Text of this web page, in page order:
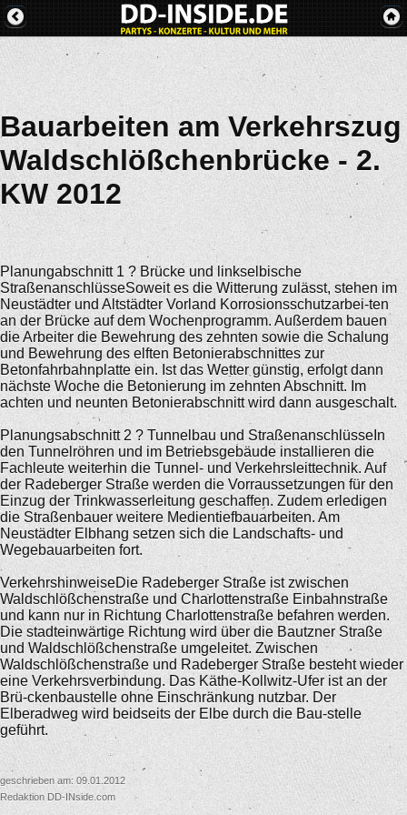
Bauarbeiten am Verkehrszug
Waldschlößchenbrücke - 2.
KW 2012
Planungabschnitt 1 ? Brücke und linkselbische
StraßenanschlüsseSoweit es die Witterung zulässt, stehen im
Neustädter und Altstädter Vorland Korrosionsschutzarbei-ten
an der Brücke auf dem Wochenprogramm. Außerdem bauen
die Arbeiter die Bewehrung des zehnten sowie die Schalung
und Bewehrung des elften Betonierabschnittes zur
Betonfahrbahnplatte ein. Ist das Wetter günstig, erfolgt dann
nächste Woche die Betonierung im zehnten Abschnitt. Im
achten und neunten Betonierabschnitt wird dann ausgeschalt.
Planungsabschnitt 2 ? Tunnelbau und StraßenanschlüsseIn
den Tunnelröhren und im Betriebsgebäude installieren die
Fachleute weiterhin die Tunnel- und Verkehrsleittechnik. Auf
der Radeberger Straße werden die Vorraussetzungen für den
Einzug der Trinkwasserleitung geschaffen. Zudem erledigen
die Straßenbauer weitere Medientiefbauarbeiten. Am
Neustädter Elbhang setzen sich die Landschafts- und
Wegebauarbeiten fort.
VerkehrshinweiseDie Radeberger Straße ist zwischen
Waldschlößchenstraße und Charlottenstraße Einbahnstraße
und kann nur in Richtung Charlottenstraße befahren werden.
Die stadteinwärtige Richtung wird über die Bautzner Straße
und Waldschlößchenstraße umgeleitet. Zwischen
Waldschlößchenstraße und Radeberger Straße besteht wieder
eine Verkehrsverbindung. Das Käthe-Kollwitz-Ufer ist an der
Brü-ckenbaustelle ohne Einschränkung nutzbar. Der
Elberadweg wird beidseits der Elbe durch die Bau-stelle
geführt.
geschrieben am: 09.01.2012
Redaktion DD-INside.com